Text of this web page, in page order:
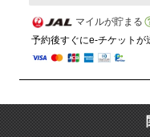
マイルが貯まる
予約後すぐにe-チケットが